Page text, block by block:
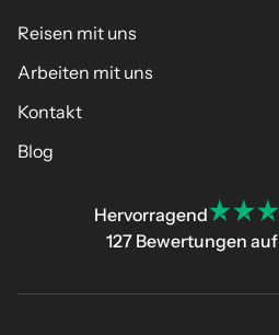
Reisen mit uns
Arbeiten mit uns
Kontakt
Blog
Hervorragend
127 Bewertungen auf